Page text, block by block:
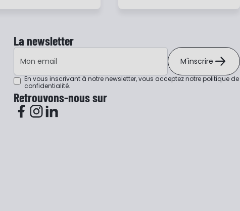
La newsletter
Adresse e-mail
M'inscrire
En vous inscrivant à notre newsletter, vous acceptez notrepolitique de
confidentialité.
Retrouvons-nous sur